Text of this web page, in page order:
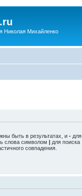
Николая Михайленко
быть в результатах, и - для
слова символом | для поиска
совпадения.